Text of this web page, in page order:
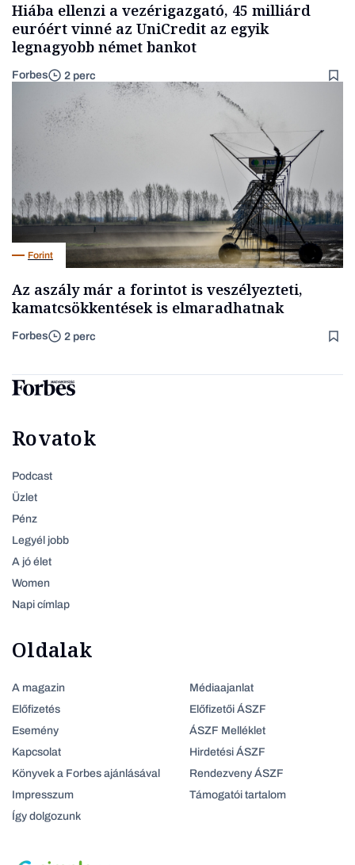
Hiába ellenzi a vezérigazgató, 45 milliárd
euróért vinné az UniCredit az egyik
legnagyobb német bankot
Forbes 2 perc
Forint
Az aszály már a forintot is veszélyezteti,
kamatcsökkentések is elmaradhatnak
Forbes 2 perc
Rovatok
Podcast
Üzlet
Pénz
Legyél jobb
A jó élet
Women
Napi címlap
Oldalak
A magazin
Előfizetés
Esemény
Kapcsolat
Könyvek a Forbes ajánlásával
Impresszum
Így dolgozunk
Médiaajanlat
Előfizetői ÁSZF
ÁSZF Melléklet
Hirdetési ÁSZF
Rendezveny ÁSZF
Támogatói tartalom